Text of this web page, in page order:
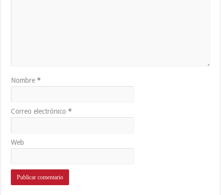
Nombre*
Correo electrónico*
Web